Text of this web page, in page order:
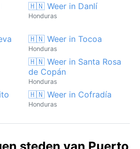
🇭🇳 Weer in Danlí
Honduras
🇭🇳 Weer in Tocoa
Honduras
🇭🇳 Weer in Santa Rosa
de Copán
Honduras
🇭🇳 Weer in Cofradía
Honduras